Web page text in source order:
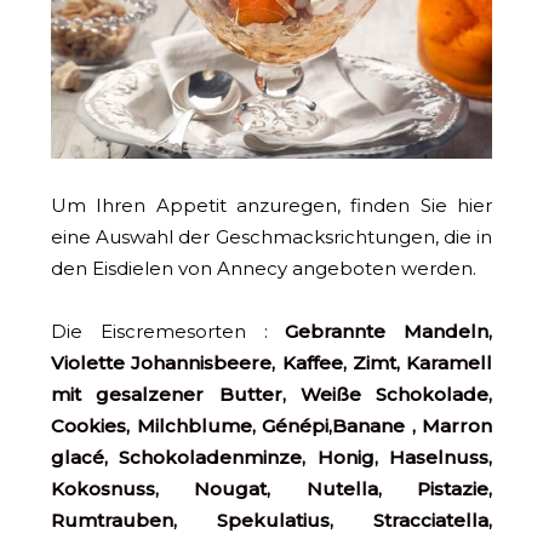
Um Ihren Appetit anzuregen, finden Sie hier
eine Auswahl der Geschmacksrichtungen, die in
den Eisdielen von Annecy angeboten werden.
Die Eiscremesorten :Gebrannte Mandeln,
Violette Johannisbeere, Kaffee, Zimt, Karamell
mit gesalzener Butter, Weiße Schokolade,
Cookies, Milchblume, Génépi,Banane , Marron
glacé, Schokoladenminze, Honig, Haselnuss,
Kokosnuss, Nougat, Nutella, Pistazie,
Rumtrauben, Spekulatius, Stracciatella,